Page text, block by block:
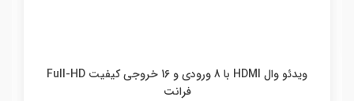
ويدئو وال HDMI با 8 ورودي و 16 خروجي کيفيت Full-HD
فرانت